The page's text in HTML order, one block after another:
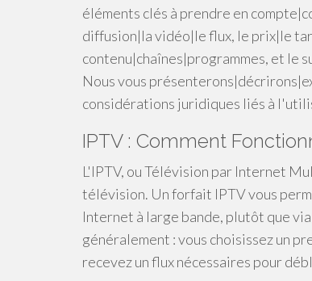
éléments clés à prendre en
diffusion|la vidéo|le flux, le prix|le
contenu|chaînes|programmes, et
Nous vous
considérations juridiques liés à
IPTV : Comment
L'IPTV, ou Télévision par Internet
télévision. Un forfait IPTV vous
Internet à large bande, plutôt que
généralement : vous choisissez un
recevez un flux nécessaires pour